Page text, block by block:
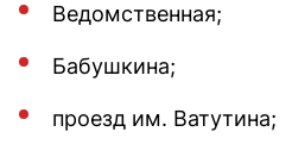
Ведомственная;
Бабушкина;
проезд им. Ватутина;